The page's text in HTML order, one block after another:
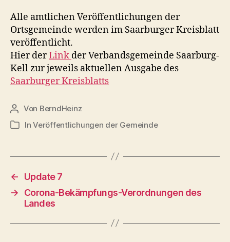
Alle amtlichen Veröffentlichungen der
Ortsgemeinde werden im Saarburger Kreisblatt
veröffentlicht.
Hier derLink der Verbandsgemeinde Saarburg-
Kell zur jeweils aktuellen Ausgabe des
Saarburger Kreisblatts
Beitragsautor
Von BerndHeinz
Kategorien
InVeröffentlichungen der Gemeinde
←
Update 7
→
Corona-Bekämpfungs-Verordnungen des
Landes